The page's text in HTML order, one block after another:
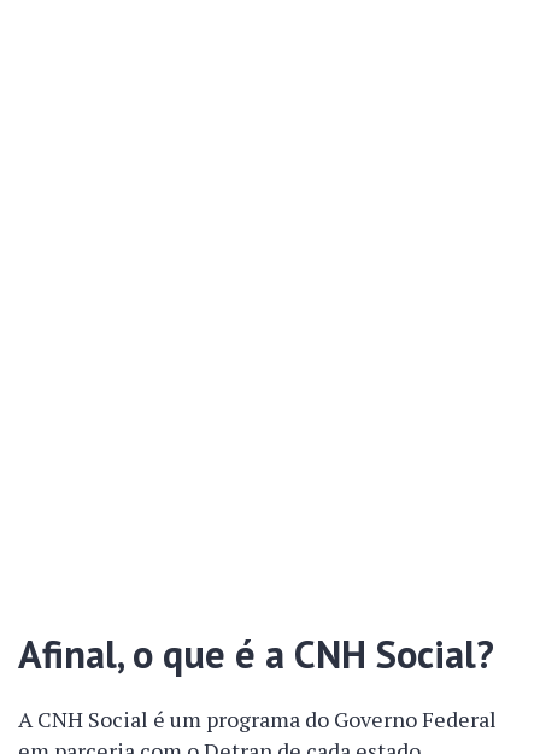
Afinal, o que é a CNH Social?
A CNH Social é um programa do Governo Federal